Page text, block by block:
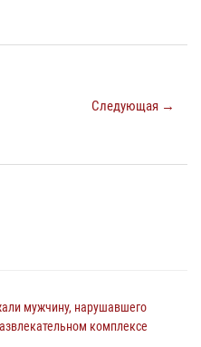
Следующая →
мужчину, нарушавшего
комплексе